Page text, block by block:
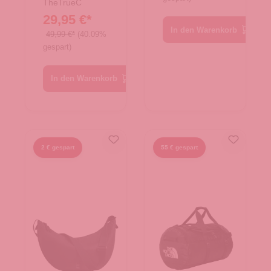
TheTrueC
29,95 €*
49,99 €* (40.09%
gespart)
2 € gespart 55 € gespart